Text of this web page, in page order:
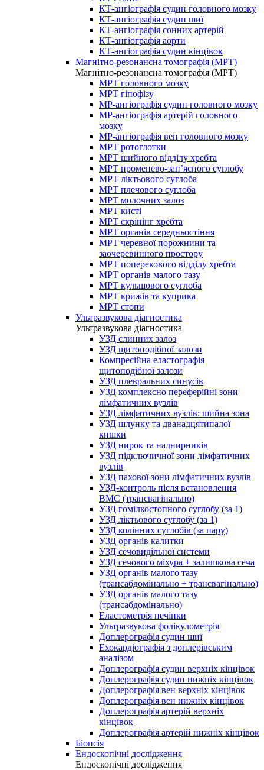
КТ-ангіографія судин головного мозку
КТ-ангіографія судин шиї
КТ-ангіографія сонних артерій
КТ-ангіографія аорти
КТ-ангіографія судин кінцівок
Магнітно-резонансна томографія (МРТ)
Магнітно-резонансна томографія (МРТ)
МРТ головного мозку
МРТ гіпофізу
МР-ангіографія судин головного мозку
МР-ангіографія артерій головного
мозку
МР-ангіографія вен головного мозку
МРТ ротоглотки
МРТ шийного відділу хребта
МРТ променево-зап’ясного суглобу
МРТ ліктьового суглоба
МРТ плечового суглоба
МРТ молочних залоз
МРТ кисті
МРТ скрінінг хребта
МРТ органів середньостіння
МРТ черевної порожнини та
заочеревинного простору
МРТ поперекового відділу хребта
МРТ органів малого тазу
МРТ кульшового суглоба
МРТ крижів та куприка
МРТ стопи
Ультразвукова діагностика
Ультразвукова діагностика
УЗД слинних залоз
УЗД щитоподібної залози
Компресійна еластографія
щитоподібної залози
УЗД плевральних синусів
УЗД комплексно переферійні зони
лімфатичних вузлів
УЗД лімфатичних вузлів: шийна зона
УЗД шлунку та дванадцятипалої
кишки
УЗД нирок та наднирників
УЗД підключичної зони лімфатичних
вузлів
УЗД пахової зони лімфатичних вузлів
УЗД-контроль після встановлення
ВМС (трансвагінально)
УЗД гомілкостопного суглобу (за 1)
УЗД ліктьового суглобу (за 1)
УЗД колінних суглобів (за пару)
УЗД органів калитки
УЗД сечовидільної системи
УЗД сечового міхура + залишкова сеча
УЗД органів малого тазу
(трансабдомінально + трансвагінально)
УЗД органів малого тазу
(трансабдомінально)
Еластометрія печінки
Ультразвукова фолікулометрія
Доплерографія судин шиї
Ехокардіографія з доплерівським
аналізом
Доплерографія судин верхніх кінцівок
Доплерографія судин нижніх кінцівок
Доплерографія вен верхніх кінцівок
Доплерографія вен нижніх кінцівок
Доплерографія артерій верхніх
кінцівок
Доплерографія артерій нижніх кінцівок
Біопсія
Ендоскопічні дослідження
Ендоскопічні дослідження